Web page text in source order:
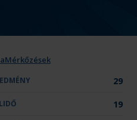
é
y
:
Mérkőzések
29
19